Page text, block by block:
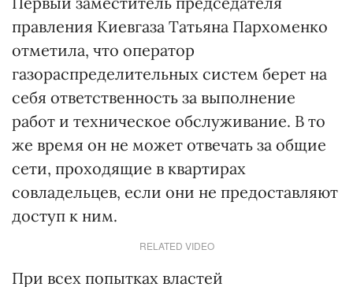
правления Киевгаза Татьяна Пархоменко
отметила, что оператор
газораспределительных систем берет на
себя ответственность за выполнение
работ и техническое обслуживание. В то
же время он не может отвечать за общие
сети, проходящие в квартирах
совладельцев, если они не предоставляют
доступ к ним.
RELATED VIDEO
При всех попытках властей